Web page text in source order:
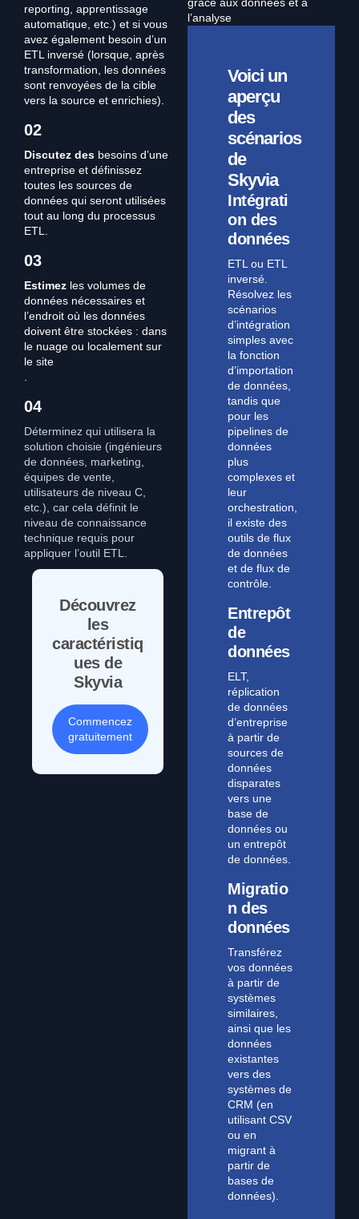
reporting, apprentissage
automatique, etc.) et si vous
avez également besoin d’un
ETL inversé (lorsque, après
transformation, les données
sont renvoyées de la cible
vers la source et enrichies).
02
Discutez des besoins d’une
entreprise et définissez
toutes les sources de
données qui seront utilisées
tout au long du processus
ETL.
03
Estimez les volumes de
données nécessaires et
l’endroit où les données
doivent être stockées : dans
le nuage ou localement sur
le site
04
Déterminez qui utilisera la
solution choisie (ingénieurs
de données, marketing,
équipes de vente,
utilisateurs de niveau C,
etc.), car cela définit le
niveau de connaissance
technique requis pour
appliquer l’outil ETL.
Découvrez
les
caractéristiq
ues de
Skyvia
Commencez
gratuitement
l’analyse
Voici un
aperçu
des
scénarios
de
Skyvia
Intégrati
on des
données
ETL ou ETL
inversé.
Résolvez les
scénarios
d’intégration
simples avec
la fonction
d’importation
de données,
tandis que
pour les
pipelines de
données
plus
complexes et
leur
orchestration,
il existe des
outils de flux
de données
et de flux de
contrôle.
Entrepôt
de
données
ELT,
réplication
de données
d’entreprise
à partir de
sources de
données
disparates
vers une
base de
données ou
un entrepôt
de données.
Migratio
n des
données
Transférez
vos données
à partir de
systèmes
similaires,
ainsi que les
données
existantes
vers des
systèmes de
CRM (en
utilisant CSV
ou en
migrant à
partir de
bases de
données).